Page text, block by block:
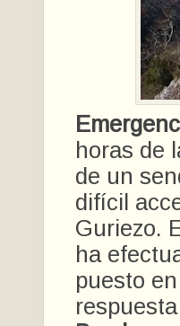
horas de
de un
difícil
Guriezo.
ha
puesto